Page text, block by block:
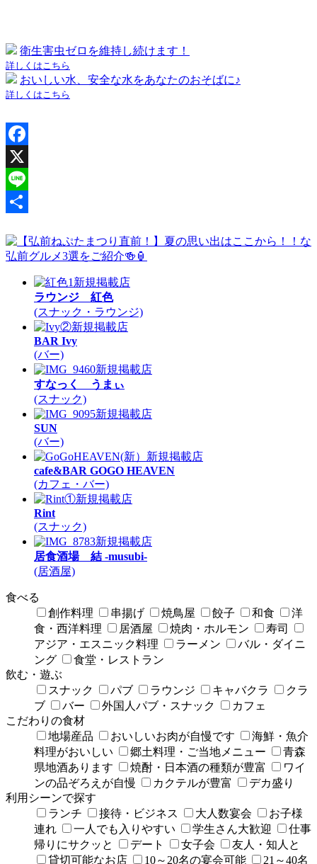
衛生害虫ゼロを維持し続けます！
詳しくはこちら
おいしい水、安全な水をあなたのおそばに♪
詳しくはこちら
有
新規掲載店
ラウンジ 紅色
(スナック・ラウンジ)
新規掲載店
BAR Ivy
(バー)
新規掲載店
すなっく うまぃ
(スナック)
新規掲載店
SUN
(バー)
新規掲載店
cafe&BAR GOGO HEAVEN
(カフェ・バー)
新規掲載店
Rint
(スナック)
新規掲載店
居食酒場 結 -musubi-
(居酒屋)
食べる
創作料理
串揚げ 焼鳥屋 餃子 和食
洋
食・西洋料理
居酒屋 焼肉・ホルモン
寿司
アジア・エスニック料理
ラーメン
バル・ダイニ
ング
食堂・レストラン
飲む・遊ぶ
スナック
パブ ラウンジ キャバクラ
クラ
ブ
バー 外国人パブ・スナック
カフェ
こだわりの食材
地場産品
おいしいお肉が自慢です
海鮮・魚介
料理がおいしい
郷土料理・ご当地メニュー
青森
県地酒あります
焼酎・日本酒の種類が豊富
ワイ
ンの品ぞろえが自慢
カクテルが豊富
デカ盛り
利用シーンで探す
ランチ
接待・ビジネス 大人数宴会
お子様
連れ
一人でも入りやすい 学生さん大歓迎
仕事
帰りにサクッと
デート 女子会
友人・知人と
貸切可能なお店
10～20名の宴会可能 21～40名